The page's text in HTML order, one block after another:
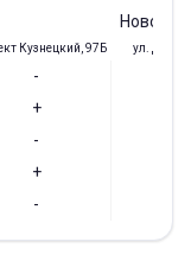
Кузнецкий, 97Б ул. Доз,
-
+
-
+
-